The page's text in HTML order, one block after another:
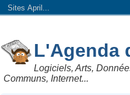
Sites April...
L'Agenda
Logiciels, Arts,
Communs, Internet...